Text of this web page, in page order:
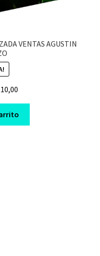
VENTAS AGUSTIN
10,00
is:
$ 10,00.